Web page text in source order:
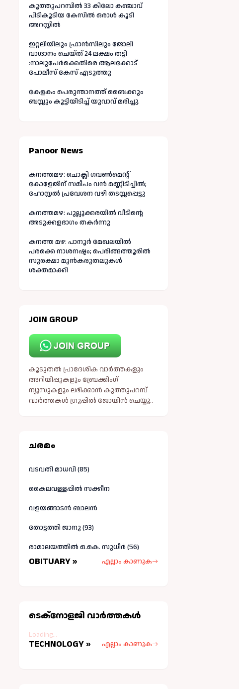
കൂത്തുപറമ്പിൽ 33 കിലോ കഞ്ചാവ്
പിടികൂടിയ കേസിൽ ഒരാൾ കൂടി
അറസ്റ്റിൽ
ഇറ്റലിയിലും ഫ്രാൻസിലും ജോലി
വാഗ്ദാനം ചെയ്ത് 24 ലക്ഷം തട്ടി
:നാലുപേർക്കെതിരെ ആലക്കോട്
പോലീസ് കേസ് എടുത്തു
കേളകം പെരുന്താനത്ത് ബൈക്കും
ബസ്സും കൂട്ടിയിടിച്ച് യുവാവ് മരിച്ചു.
Panoor News
കനത്തമഴ: ചൊക്ലി ഗവൺമെന്റ്
കോളേജിന് സമീപം വൻ മണ്ണിടിച്ചിൽ;
ഹോസ്റ്റൽ പ്രവേശന വഴി തടസ്സപ്പെട്ടു
കനത്തമഴ: പുല്ലൂക്കരയിൽ വീടിന്റെ
അടുക്കളഭാഗം തകർന്നു
കനത്ത മഴ: പാനൂർ മേഖലയിൽ
പരക്കെ നാശനഷ്ടം; പെരിങ്ങത്തൂരിൽ
സുരക്ഷാ മുൻകരുതലുകൾ
ശക്തമാക്കി
JOIN GROUP
കൂടുതൽ പ്രാദേശിക വാർത്തകളും
അറിയിപ്പുകളും ബ്രേക്കിംഗ്
ന്യൂസുകളും ലഭിക്കാൻ കുത്തുപറമ്പ്
വാർത്തകൾ ഗ്രൂപ്പിൽ ജോയിൻ ചെയ്യൂ..
ചരമം
വടവതി മാധവി (85)
കൈലവള്ളപ്പിൽ സക്കീന
വളയങ്ങാടൻ ബാലൻ
തോട്ടത്തി ജാനു (93)
രാമാലയത്തിൽ ഒ.കെ. സുധീർ (56)
OBITUARY » എല്ലാം കാണുക
ടെക്നോളജി വാർത്തകള്‍
Loading...
TECHNOLOGY » എല്ലാം കാണുക